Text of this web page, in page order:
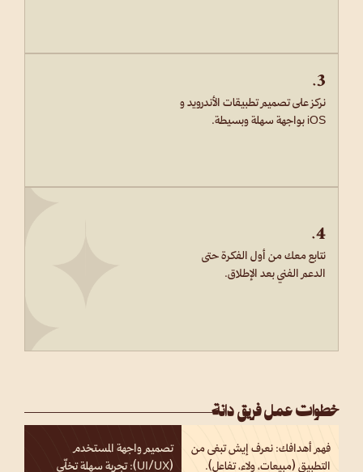
3.
نركز على تصميم تطبيقات الأندرويد و
iOS بواجهة سهلة وبسيطة.
4.
نتابع معك من أول الفكرة حتى
الدعم الفني بعد الإطلاق.
خطوات عمل فريق دانة
فهم أهدافك: نعرف إيش تبغى من
التطبيق (مبيعات، ولاء، تفاعل).
تصميم واجهة المستخدم
(UI/UX): تجربة سهلة تخلّي